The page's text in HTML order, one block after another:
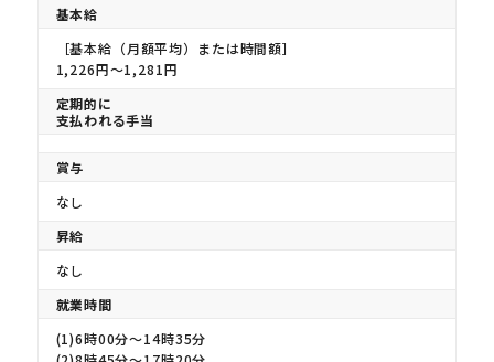
基本給
［基本給（月額平均）または時間額］
1,226円〜1,281円
定期的に
支払われる手当
賞与
なし
昇給
なし
就業時間
(1)6時00分〜14時35分